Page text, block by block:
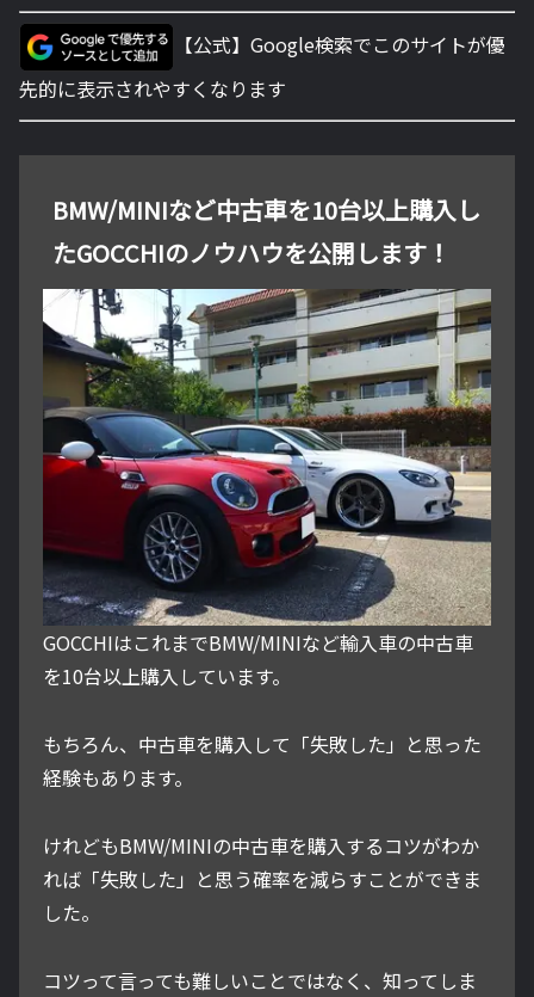
【公式】Google検索でこのサイトが優
先的に表示されやすくなります
BMW/MINIなど中古車を10台以上購入し
たGOCCHIのノウハウを公開します！
GOCCHIはこれまでBMW/MINIなど輸入車の中古車
を10台以上購入しています。
もちろん、中古車を購入して「失敗した」と思った
経験もあります。
けれどもBMW/MINIの中古車を購入するコツがわか
れば「失敗した」と思う確率を減らすことができま
した。
コツって言っても難しいことではなく、知ってしま